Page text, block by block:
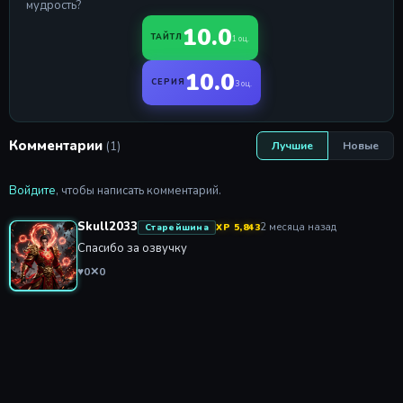
мудрость?
ТАЙТЛ 10.01 оц.
СЕРИЯ 10.03 оц.
Комментарии (1) Лучшие Новые
Войдите, чтобы написать комментарий.
Skull2033 Старейшина XP 5,8432 месяца назад
Спасибо за озвучку
♥0✕0